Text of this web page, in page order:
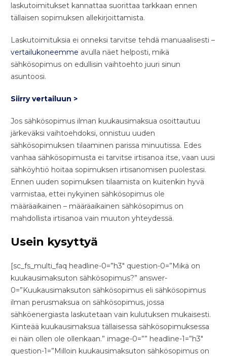
laskutoimitukset kannattaa suorittaa tarkkaan ennen
tällaisen sopimuksen allekirjoittamista.
Laskutoimituksia ei onneksi tarvitse tehdä manuaalisesti –
vertailukoneemme avulla näet helposti, mikä
sähkösopimus on edullisin vaihtoehto juuri sinun
asuntoosi.
Siirry vertailuun >
Jos sähkösopimus ilman kuukausimaksua osoittautuu
järkeväksi vaihtoehdoksi, onnistuu uuden
sähkösopimuksen tilaaminen parissa minuutissa. Edes
vanhaa sähkösopimusta ei tarvitse irtisanoa itse, vaan uusi
sähköyhtiö hoitaa sopimuksen irtisanomisen puolestasi.
Ennen uuden sopimuksen tilaamista on kuitenkin hyvä
varmistaa, ettei nykyinen sähkösopimus ole
määräaikainen – määräaikainen sähkösopimus on
mahdollista irtisanoa vain muuton yhteydessä.
Usein kysyttyä
[sc_fs_multi_faq headline-0=”h3″ question-0=”Mikä on
kuukausimaksuton sähkösopimus?” answer-
0=”Kuukausimaksuton sähkösopimus eli sähkösopimus
ilman perusmaksua on sähkösopimus, jossa
sähköenergiasta laskutetaan vain kulutuksen mukaisesti.
Kiinteää kuukausimaksua tällaisessa sähkösopimuksessa
ei näin ollen ole ollenkaan.” image-0=”” headline-1=”h3″
question-1=”Milloin kuukausimaksuton sähkösopimus on